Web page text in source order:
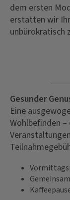
dem ersten
erstatten wir
unbürokratisch
Gesunder
Eine
Wohlbefinden –